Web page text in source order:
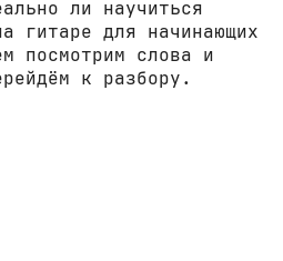
ли научиться
гитаре для начинающих
посмотрим слова и
к разбору.